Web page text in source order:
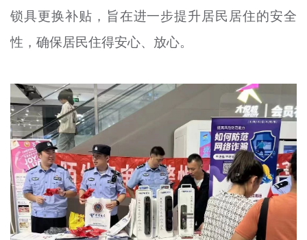
锁具更换补贴，旨在进一步提升居民居住的安全
性，确保居民住得安心、放心。